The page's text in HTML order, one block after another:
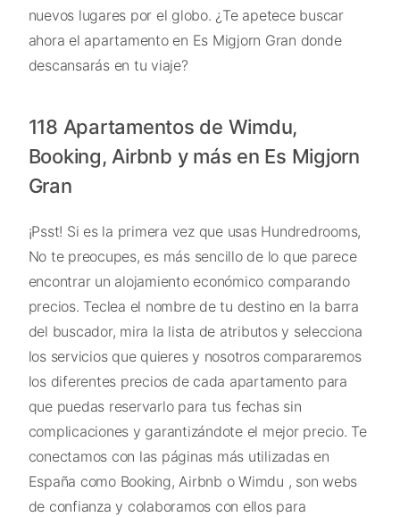
nuevos lugares por el globo. ¿Te apetece buscar
ahora el apartamento en Es Migjorn Gran donde
descansarás en tu viaje?
118 Apartamentos de Wimdu,
Booking, Airbnb y más en Es Migjorn
Gran
¡Psst! Si es la primera vez que usas Hundredrooms,
No te preocupes, es más sencillo de lo que parece
encontrar un alojamiento económico comparando
precios. Teclea el nombre de tu destino en la barra
del buscador, mira la lista de atributos y selecciona
los servicios que quieres y nosotros compararemos
los diferentes precios de cada apartamento para
que puedas reservarlo para tus fechas sin
complicaciones y garantizándote el mejor precio. Te
conectamos con las páginas más utilizadas en
España como Booking, Airbnb o Wimdu , son webs
de confianza y colaboramos con ellos para